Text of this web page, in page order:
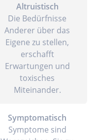
Altruistisch
Die Bedürfnisse
Anderer über das
Eigene zu stellen,
erschafft
Erwartungen und
toxisches
Miteinander.
Symptomatisch
Symptome sind